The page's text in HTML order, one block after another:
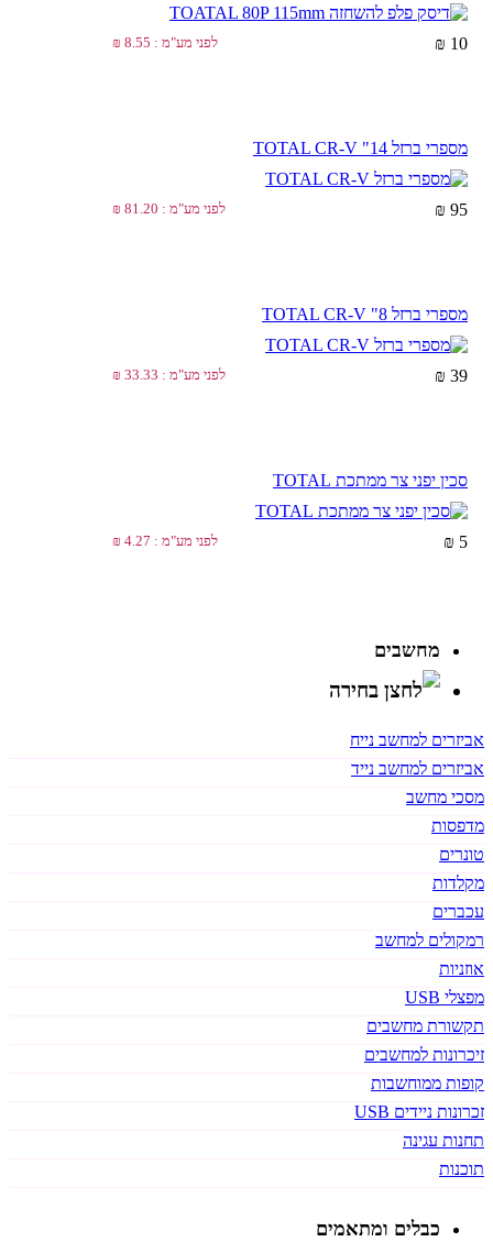
לפני מע"מ : 8.55 ₪ 10 ₪
מספרי ברזל TOTAL CR-V "14
לפני מע"מ : 81.20 ₪ 95 ₪
מספרי ברזל TOTAL CR-V "8
לפני מע"מ : 33.33 ₪ 39 ₪
סכין יפני צר ממתכת TOTAL
לפני מע"מ : 4.27 ₪ 5 ₪
מחשבים
אביזרים למחשב נייח
אביזרים למחשב נייד
מסכי מחשב
מדפסות
טונרים
מקלדות
עכברים
רמקולים למחשב
אוזניות
מפצלי USB
תקשורת מחשבים
זיכרונות למחשבים
קופות ממוחשבות
זכרונות ניידים USB
תחנות עגינה
תוכנות
כבלים ומתאמים